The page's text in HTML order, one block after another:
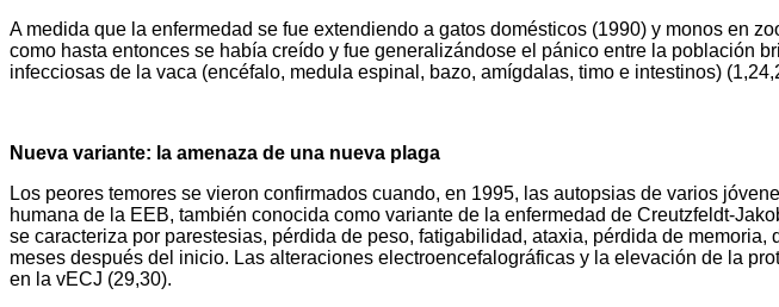
A medida que la enfermedad se fue extendiendo a gatos domésticos (1990) y monos en
como hasta entonces se había creído y fue generalizándose el pánico entre la población
infecciosas de la vaca (encéfalo, medula espinal, bazo, amígdalas, timo e intestinos)
Nueva variante: la amenaza de una nueva plaga
Los peores temores se vieron confirmados cuando, en 1995, las autopsias de varios
humana de la EEB, también conocida como variante de la enfermedad de Creutzfeldt-
se caracteriza por parestesias, pérdida de peso, fatigabilidad, ataxia, pérdida de
meses después del inicio. Las alteraciones electroencefalográficas y la elevación de la
en la vECJ (29,30).